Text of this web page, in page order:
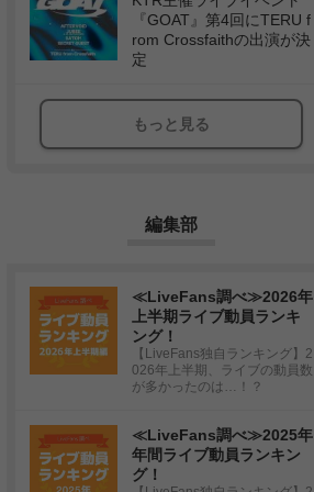
『GOAT』第4回にTERU f
rom Crossfaithの出演が決
定
もっと見る
編集部
≪LiveFans調べ≫2026年
上半期ライブ動員ランキ
ング！
【LiveFans独自ランキング】2
026年上半期、ライブの動員数
が多かったのは…！？
≪LiveFans調べ≫2025年
年間ライブ動員ランキン
グ！